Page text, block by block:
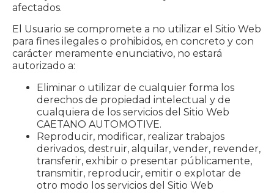
afectados.
El Usuario se compromete a no utilizar el Sitio Web
para fines ilegales o prohibidos, en concreto y con
carácter meramente enunciativo, no estará
autorizado a:
Eliminar o utilizar de cualquier forma los
derechos de propiedad intelectual y de
cualquiera de los servicios del Sitio Web
CAETANO AUTOMOTIVE.
Reproducir, modificar, realizar trabajos
derivados, destruir, alquilar, vender, revender,
transferir, exhibir o presentar públicamente,
transmitir, reproducir, emitir o explotar de
otro modo los servicios del Sitio Web